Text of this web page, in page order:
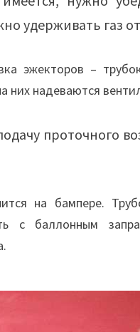
удерживать газ
эжекторов –
них надеваются
проточного
на бампере.
с баллонным